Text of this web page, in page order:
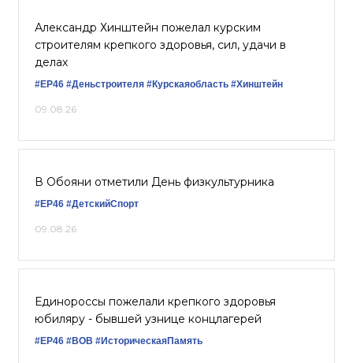
Александр Хинштейн пожелал курским
строителям крепкого здоровья, сил, удачи в
делах
#ЕР46 #Деньстроителя #Курскаяобласть #Хинштейн
09.08.26
В Обояни отметили День физкультурника
#ЕР46 #ДетскийСпорт
09.08.26
Единороссы пожелали крепкого здоровья
юбиляру - бывшей узнице концлагерей
#ЕР46 #ВОВ #ИсторическаяПамять